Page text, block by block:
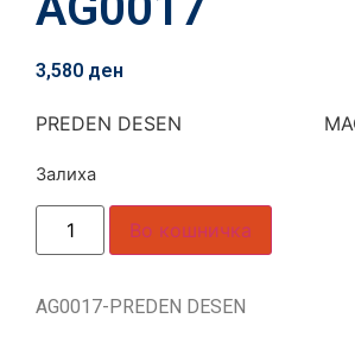
3,580 ден
PREDEN DESEN
Залиха
Во кошничка
AG0017-PREDEN DESEN